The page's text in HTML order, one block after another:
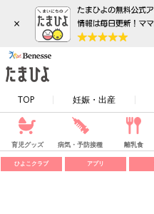
×
TOP 妊娠・出産
育児グッズ 病気・予防接種 離乳食
ひよこクラブ アプリ